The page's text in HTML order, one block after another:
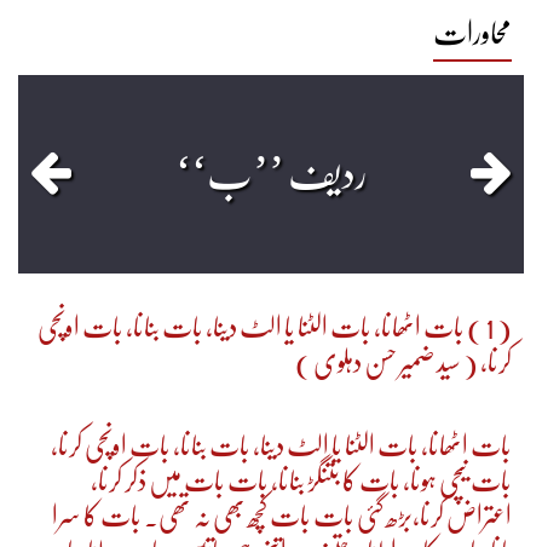
محاورات
ردیف ’’ب‘‘
( 1 ) بات اٹھانا، بات الٹنا یا الٹ دینا، بات بنانا، بات اونچی
کرنا، ( سید ضمیر حسن دہلوی )
بات اٹھانا، بات الٹنا یا الٹ دینا، بات بنانا، بات اونچی کرنا،
بات نیچی ہونا، بات کا بتنگڑ بنانا، بات بات میں ذکر کرنا،
اعتراض کرنا،بڑھ گئی بات بات کچھ بھی نہ تھی۔ بات کا سرا